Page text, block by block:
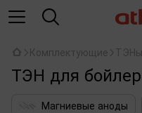
Комплектующие ТЭНы
ТЭН для
Магниевые аноды